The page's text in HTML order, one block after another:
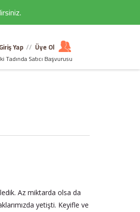
Giriş Yap // Üye Ol
Tadında Satıcı Başvurusu
Az miktarda olsa da
yetişti. Keyifle ve